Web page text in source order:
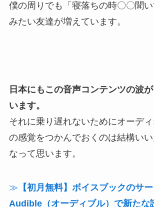
僕の周りでも「寝落ちの時〇〇聞い
みたい友達が増えています。
日本にもこの音声コンテンツの波
います。
それに乗り遅れないためにオーデ
の感覚をつかんでおくのは結構い
なって思います。
≫ 【初月無料】ボイスブックのサ
Audible（オーディブル）で新たな